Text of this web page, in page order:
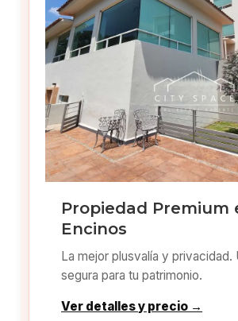
Propiedad Premium
Encinos
La mejor plusvalía y privacidad.
segura para tu patrimonio.
Ver detalles y precio →